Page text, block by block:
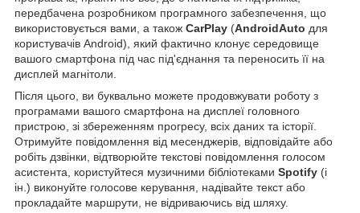
передбачена розробником програмного забезпечення, що
використовується вами, а також CarPlay (AndroidAuto для
користувачів Android), який фактично клонує середовище
вашого смартфона під час під'єднання та переносить її на
дисплей магнітоли.
Після цього, ви буквально можете продовжувати роботу з
програмами вашого смартфона на дисплеї головного
пристрою, зі збереженням прогресу, всіх даних та історії.
Отримуйте повідомлення від месенджерів, відповідайте або
робіть дзвінки, відтворюйте текстові повідомлення голосом
асистента, користуйтеся музичними бібліотеками Spotify (і
ін.) виконуйте голосове керування, надівайте текст або
прокладайте маршрути, не відриваючись від шляху.